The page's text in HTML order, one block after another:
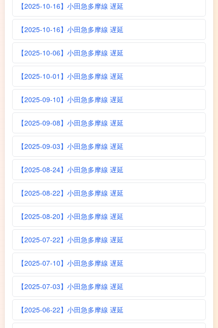
【2025-10-16】小田急多摩線 遅延
【2025-10-16】小田急多摩線 遅延
【2025-10-06】小田急多摩線 遅延
【2025-10-01】小田急多摩線 遅延
【2025-09-10】小田急多摩線 遅延
【2025-09-08】小田急多摩線 遅延
【2025-09-03】小田急多摩線 遅延
【2025-08-24】小田急多摩線 遅延
【2025-08-22】小田急多摩線 遅延
【2025-08-20】小田急多摩線 遅延
【2025-07-22】小田急多摩線 遅延
【2025-07-10】小田急多摩線 遅延
【2025-07-03】小田急多摩線 遅延
【2025-06-22】小田急多摩線 遅延